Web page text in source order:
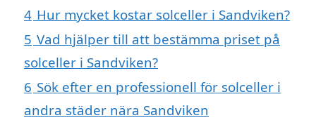
4 Hur mycket kostar solceller i Sandviken?
5 Vad hjälper till att bestämma priset på
solceller i Sandviken?
6 Sök efter en professionell för solceller i
andra städer nära Sandviken